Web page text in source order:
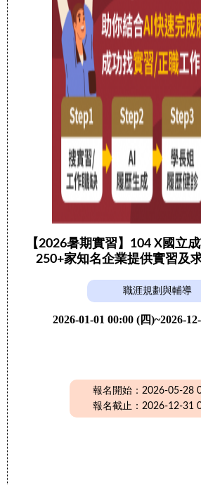
【2026暑期實習】104 X國立
250+家知名企業提供實習及
職涯規劃與輔導
2026-01-01 00:00 (四)~2026-
報名開始：2026-05-28
報名截止：2026-12-31